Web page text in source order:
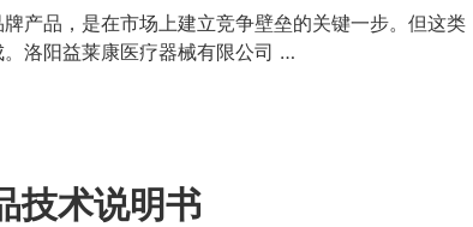
产品，是在市场上建立竞争壁垒的关键一步。但这类
洛阳益莱康医疗器械有限公司 …
技术说明书